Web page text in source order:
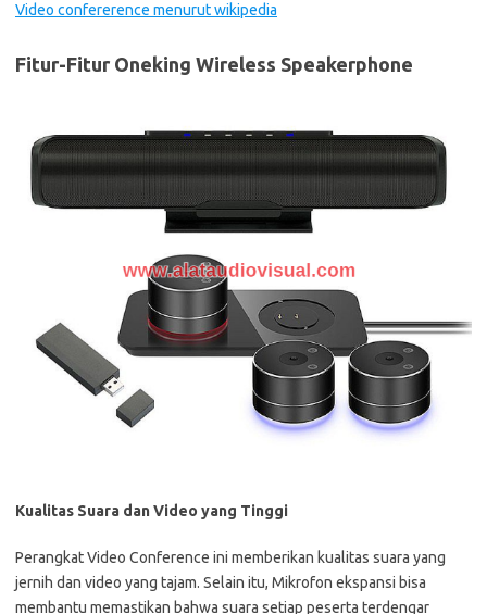
Video confererence menurut wikipedia
Fitur-Fitur Oneking Wireless Speakerphone
Kualitas Suara dan Video yang Tinggi
Perangkat Video Conference ini memberikan kualitas suara yang
jernih dan video yang tajam. Selain itu, Mikrofon ekspansi bisa
membantu memastikan bahwa suara setiap peserta terdengar